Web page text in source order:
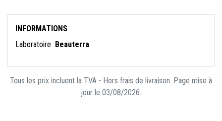
INFORMATIONS
Laboratoire Beauterra
Tous les prix incluent la TVA - Hors frais de livraison. Page mise à
jour le 03/08/2026.